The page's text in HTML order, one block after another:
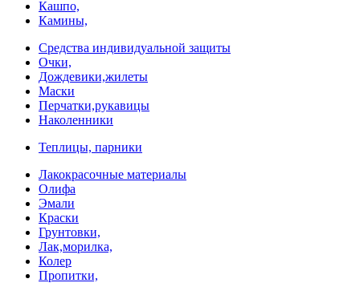
Кашпо,
Камины,
Средства индивидуальной защиты
Очки,
Дождевики,жилеты
Маски
Перчатки,рукавицы
Наколенники
Теплицы, парники
Лакокрасочные материалы
Олифа
Эмали
Краски
Грунтовки,
Лак,морилка,
Колер
Пропитки,